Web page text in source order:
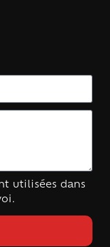
utilisées dans